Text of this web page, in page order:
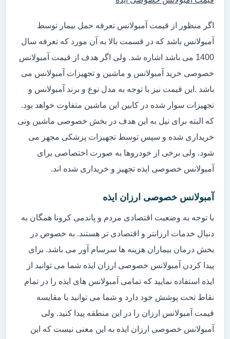
اگر منظور از قیمت آمبولانس تعرفه حمل بیمار توسط
آمبولانس باشد که در قسمت بالا به آن مورد که تعرفه سال
1400 می باشد اشاره شد. ولی اگر هدف از قیمت آمبولانس
خصوصی خرید آمبولانس و ماشین و تجهیزات آمبولانس می
باشد .این قیمت نیز با توجه به مدل نوع و برند آمبولانس و
تجهیزات سوار شده در کابین این ماشین متفاوت خواهد بود.
که البته برای نیل به این هدف در بخش خصوصی ماشین ونی
خریداری شده و سپس توسط تجهیزات پزشکی مجهز می
شود. ولی برخی از خودروها به صورت اختصاصی برای
آمبولانس خصوصی ایذه تجهیز و خریداری شده اند.
آمبولانس خصوصی ارزان ایذه
با توجه به وضعیت اقتصادی مردم و پاندمی کرونا همگان به
دنبال خدمات ارزانتر و اقتصادی تر هستند. به خصوص در
بخش درمان بیماران هزینه ها سرسام آور می باشد. برای
پیدا کردن آمبولانس خصوصی ارزان ایذه شما می توانید از
ایذه استفاده نمایید که تمامی آمبولانس های ایذه را در تمام
نقاط تحت پوشش خود دارد و شما می توانید با مقایسه
قیمت آمبولانس ارزان را در این منطقه پیدا کنید. ولی
آمبولانس خصوصی ارزان ایذه به این معنی نیست که این